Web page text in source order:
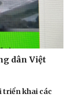
dân Việt
triển khai các